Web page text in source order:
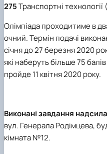
275Транспортні
Олімпіада проходитиме в
очний. Термін подачі
січня до 27 березня 2020
які наберуть більше 75
пройде 11 квітня 2020 року.
Виконані завдання
вул. Генерала Родімцева,
кімната №12.